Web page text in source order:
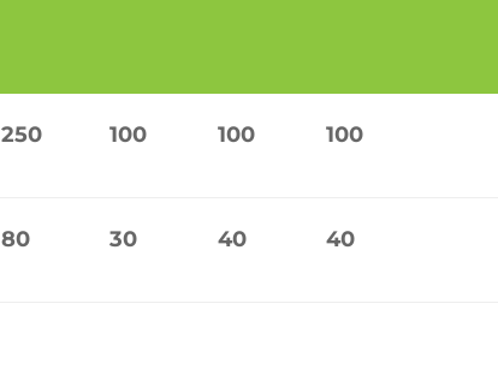
250 100 100
100
80 30 40
40